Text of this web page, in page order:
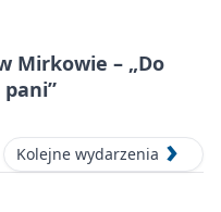
Mirkowie – „Do
pani”
Kolejne wydarzenia